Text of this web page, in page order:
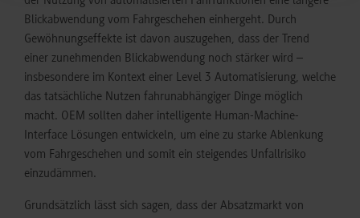
Blickabwendung vom Fahrgeschehen einhergeht. Durch
Gewöhnungseffekte ist davon auszugehen, dass der Trend
einer zunehmenden Blickabwendung noch stärker wird –
insbesondere im Kontext einer Level 3 Automatisierung, welche
das tatsächliche Nutzen fahrunabhängiger Dinge möglich
macht. OEM sollten daher intelligente Human-Machine-
Interface Lösungen entwickeln, um eine zu starke Ablenkung
vom Fahrgeschehen und somit ein steigendes Unfallrisiko
einzudämmen.
Grundsätzlich lässt sich sagen, dass der Absatzmarkt von